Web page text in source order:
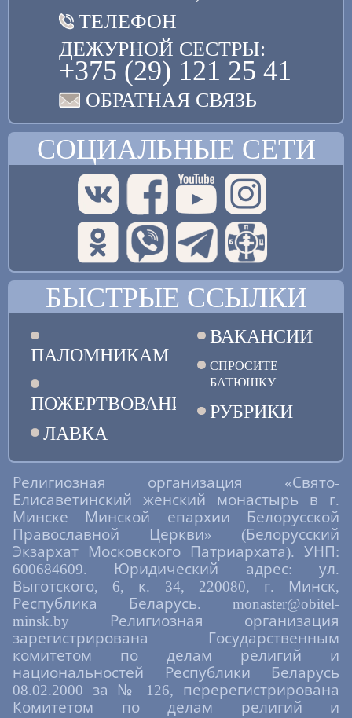
ТЕЛЕФОН
ДЕЖУРНОЙ СЕСТРЫ:
+375 (29) 121 25 41
ОБРАТНАЯ СВЯЗЬ
СОЦИАЛЬНЫЕ СЕТИ
БЫСТРЫЕ ССЫЛКИ
ПАЛОМНИКАМ
ПОЖЕРТВОВАНИЯ
ЛАВКА
ВАКАНСИИ
СПРОСИТЕ
БАТЮШКУ
РУБРИКИ
Религиозная организация «Свято-
Елисаветинский женский монастырь в г.
Минске Минской епархии Белорусской
Православной Церкви» (Белорусский
Экзархат Московского Патриархата). УНП:
600684609. Юридический адрес: ул.
Выготского, 6, к. 34, 220080, г. Минск,
Республика Беларусь. monaster@obitel-
minsk.by Религиозная организация
зарегистрирована Государственным
комитетом по делам религий и
национальностей Республики Беларусь
08.02.2000 за № 126, перерегистрирована
Комитетом по делам религий и